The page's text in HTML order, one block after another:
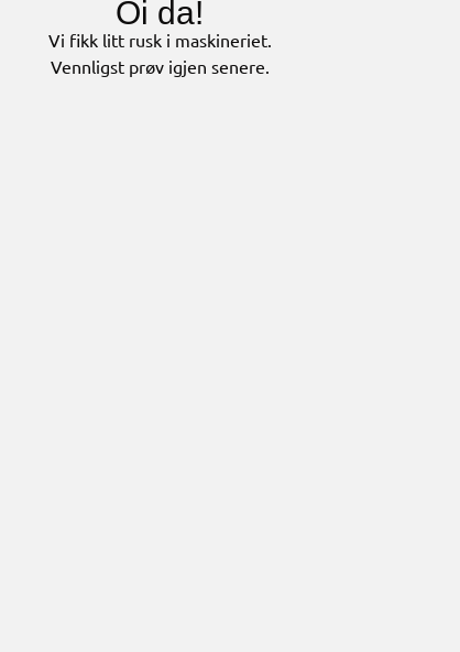
Oi da!
Vi fikk litt rusk i maskineriet.
Vennligst prøv igjen senere.